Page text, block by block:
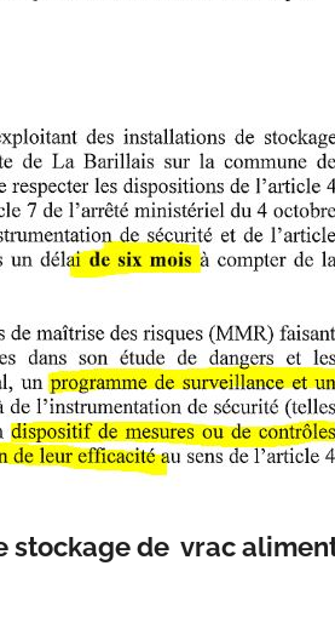
stockage de vrac